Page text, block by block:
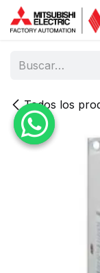
Ir al contenido
Todos los